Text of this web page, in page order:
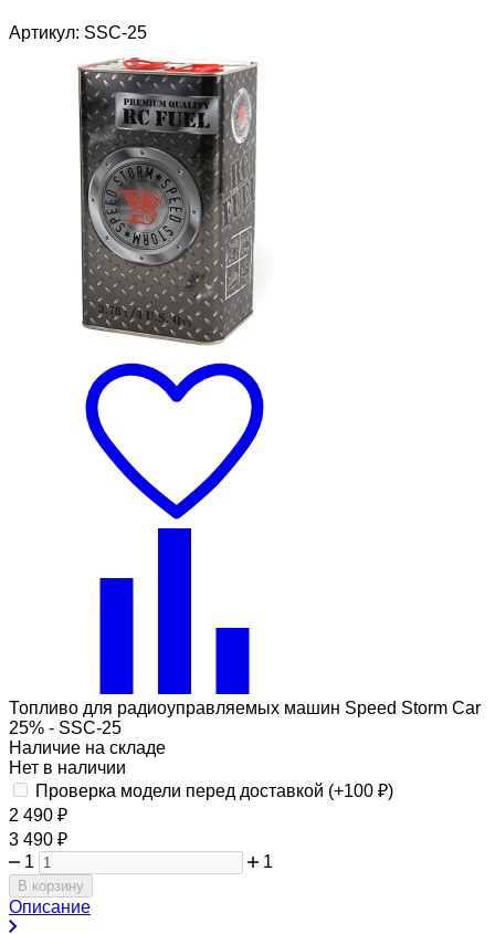
Артикул: SSC-25
Топливо для радиоуправляемых машин Speed Storm Car
25% - SSC-25
Наличие на складе
Нет в наличии
Проверка модели перед доставкой (+100 ₽)
2 490 ₽
3 490 ₽
1
1
В корзину
Описание